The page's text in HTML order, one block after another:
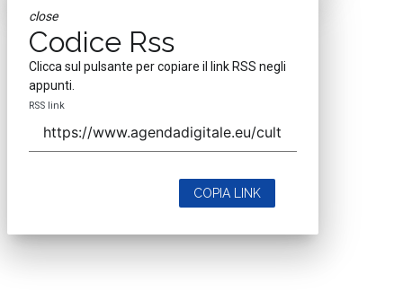
close
Codice Rss
Clicca sul pulsante per copiare il link RSS negli
appunti.
RSS link
COPIA LINK